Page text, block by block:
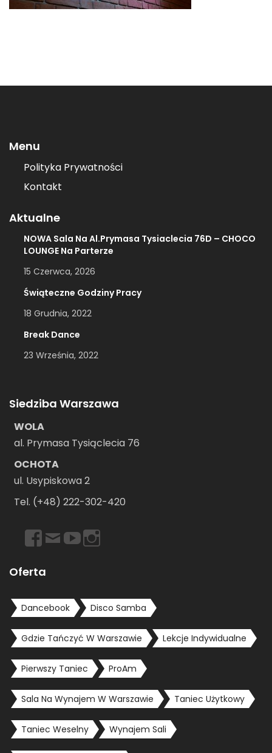
Menu
Polityka Prywatności
Kontakt
Aktualne
NOWA Sala Na Al.Prymasa Tysiaclecia 76D – CHOCO
LOUNGE Na Parterze
15 Czerwca, 2026
Świąteczne Godziny Pracy
18 Grudnia, 2022
Break Dance
23 Września, 2022
Siedziba Warszawa
WOLA
al. Prymasa Tysiąclecia 76
OCHOTA
ul. Usypiskowa 2
Tel. (+48) 222-302-420
https://www.facebook.com/dancebookwarszawa
Emailhttps://www.youtube.com/user/dancebookpl
Oferta
Dancebook Disco Samba
Gdzie Tańczyć W Warszawie Lekcje Indywidualne
Pierwszy Taniec ProAm
Sala Na Wynajem W Warszawie Taniec Użytkowy
Taniec Weselny Wynajem Sali